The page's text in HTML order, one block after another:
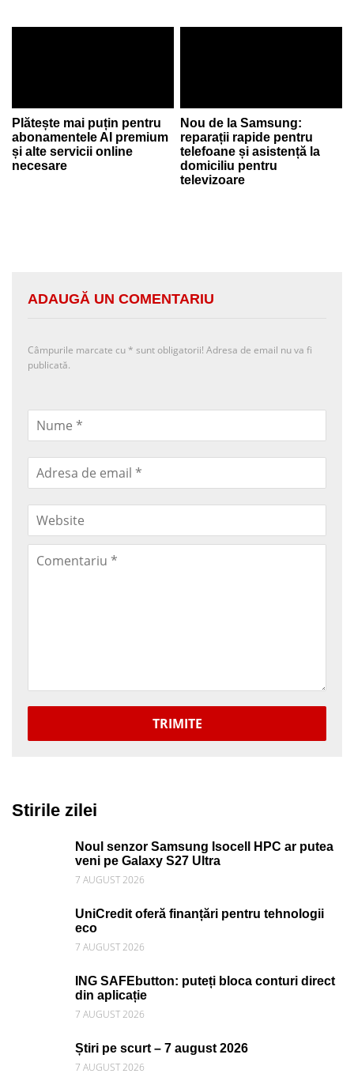
Plătește mai puțin pentru
abonamentele AI premium
și alte servicii online
necesare
Nou de la Samsung:
reparații rapide pentru
telefoane și asistență la
domiciliu pentru
televizoare
ADAUGĂ UN COMENTARIU
Câmpurile marcate cu * sunt obligatorii! Adresa de email nu va fi
publicată.
TRIMITE
Stirile zilei
Noul senzor Samsung Isocell HPC ar putea
veni pe Galaxy S27 Ultra
7 AUGUST 2026
UniCredit oferă finanțări pentru tehnologii
eco
7 AUGUST 2026
ING SAFEbutton: puteți bloca conturi direct
din aplicație
7 AUGUST 2026
Știri pe scurt – 7 august 2026
7 AUGUST 2026